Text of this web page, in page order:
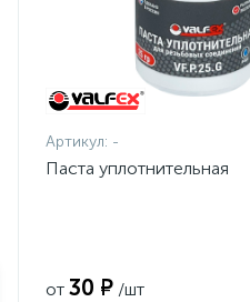
Артикул: -
Паста уплотнительная
от 30 ₽ /шт